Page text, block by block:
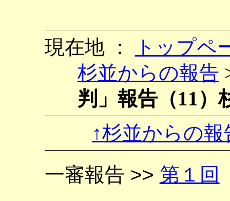
現在地 ：
トップペ
杉並からの報告
判」報告（11）
↑杉並からの報
一審報告 >> 第１回